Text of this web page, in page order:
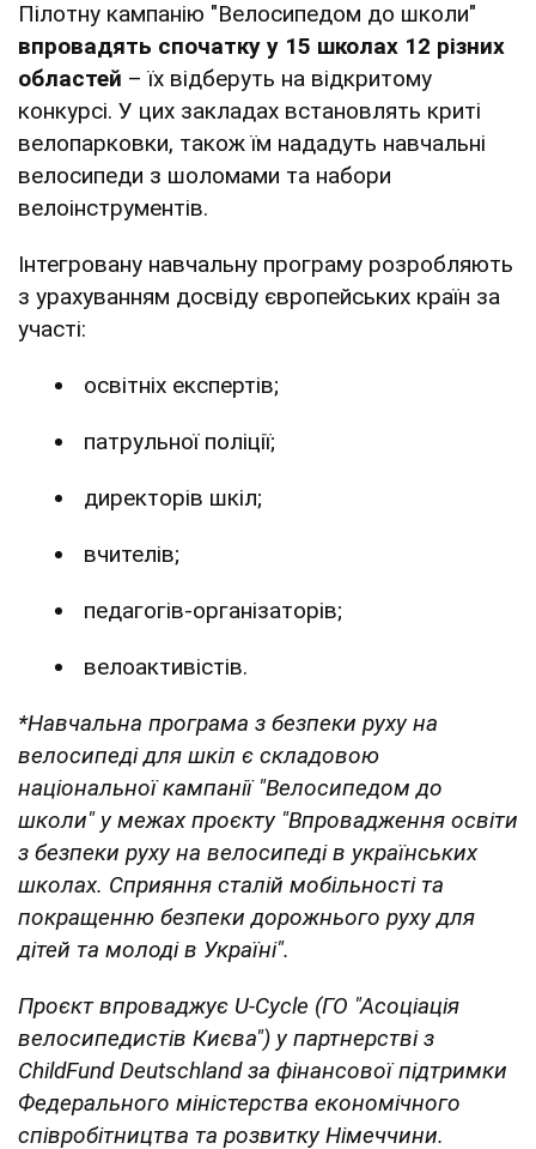
Пілотну кампанію "Велосипедом до школи"
впровадять спочатку у 15 школах 12 різних
областей – їх відберуть на відкритому
конкурсі. У цих закладах встановлять криті
велопарковки, також їм нададуть навчальні
велосипеди з шоломами та набори
велоінструментів.
Інтегровану навчальну програму розробляють
з урахуванням досвіду європейських країн за
участі:
освітніх експертів;
патрульної поліції;
директорів шкіл;
вчителів;
педагогів-організаторів;
велоактивістів.
*Навчальна програма з безпеки руху на
велосипеді для шкіл є складовою
національної кампанії "Велосипедом до
школи" у межах проєкту "Впровадження освіти
з безпеки руху на велосипеді в українських
школах. Сприяння сталій мобільності та
покращенню безпеки дорожнього руху для
дітей та молоді в Україні".
Проєкт впроваджує U-Cycle (ГО "Асоціація
велосипедистів Києва") у партнерстві з
ChildFund Deutschland за фінансової підтримки
Федерального міністерства економічного
співробітництва та розвитку Німеччини.